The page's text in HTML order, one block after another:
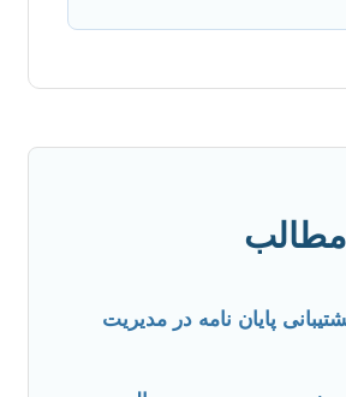
پایان نامه در مدیریت